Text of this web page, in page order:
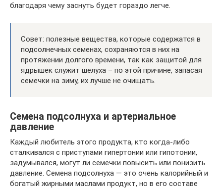
благодаря чему заснуть будет гораздо легче.
Совет: полезные вещества, которые содержатся в
подсолнечных семенах, сохраняются в них на
протяжении долгого времени, так как защитой для
ядрышек служит шелуха – по этой причине, запасая
семечки на зиму, их лучше не очищать.
Семена подсолнуха и артериальное
давление
Каждый любитель этого продукта, кто когда-либо
сталкивался с приступами гипертонии или гипотонии,
задумывался, могут ли семечки повысить или понизить
давление. Семена подсолнуха — это очень калорийный и
богатый жирными маслами продукт, но в его составе